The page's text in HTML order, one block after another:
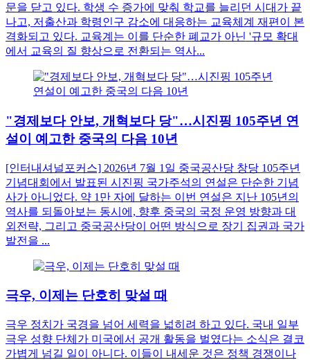
문을 닫고 있다. 학생 수 증가에 맞춰 학교를 늘리던 시대가 끝
나고, 저출산과 학령인구 감소에 대응하는 교육체계 재편이 본
격화되고 있다. 교육계는 이를 단순한 폐교가 아닌 '규모 확대
에서 교육의 질 향상으로 전환되는 역사...
"경제보다 안보, 개혁보다 당"…시진핑 105주년 연
설이 예고한 중국의 다음 10년
[인터내셔널포커스] 2026년 7월 1일 중국공산당 창당 105주년
기념대회에서 발표된 시진핑 국가주석의 연설은 단순한 기념
사가 아니었다. 약 1만 자에 달하는 이번 연설은 지난 105년의
역사를 되돌아보는 동시에, 향후 중국의 국정 운영 방향과 대
외전략, 그리고 중국공산당이 어떤 방식으로 장기 집권과 국가
발전을 ...
극우, 이제는 단호히 맞설 때
극우 정치가 국경을 넘어 세력을 넓히려 하고 있다. 국내 일부
극우 성향 단체가 미국에서 공개 활동을 벌였다는 소식은 결코
가볍게 넘길 일이 아니다. 이들이 내세운 것은 정책 경쟁이나